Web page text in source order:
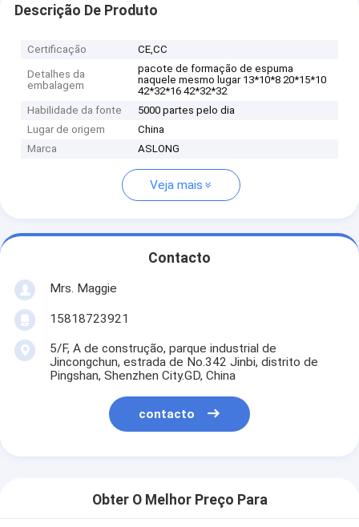
Descrição De Produto
Certificação CE,CC
Detalhes da
embalagem
pacote de formação de espuma
naquele mesmo lugar 13*10*8 20*15*10
42*32*16 42*32*32
Habilidade da fonte
5000 partes pelo dia
Lugar de origem
China
Marca
ASLONG
Veja mais
Contacto
Mrs. Maggie
15818723921
5/F, A de construção, parque industrial de
Jincongchun, estrada de No.342 Jinbi, distrito de
Pingshan, Shenzhen City.GD, China
contacto
Obter O Melhor Preço Para